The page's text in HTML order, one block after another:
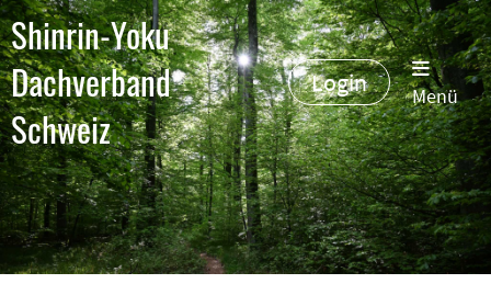
Shinrin-Yoku
Dachverband
Schweiz
Login Menü